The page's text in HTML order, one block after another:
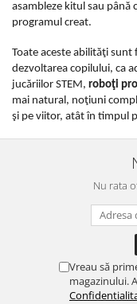
asambleze kitul sau până
programul creat.
Toate aceste abilităţi
dezvoltarea copilului, ca
jucăriilor STEM, roboţi
mai natural, noţiuni
şi pe viitor, atât în timpul
Nu rata
Vreau să
magazinului.